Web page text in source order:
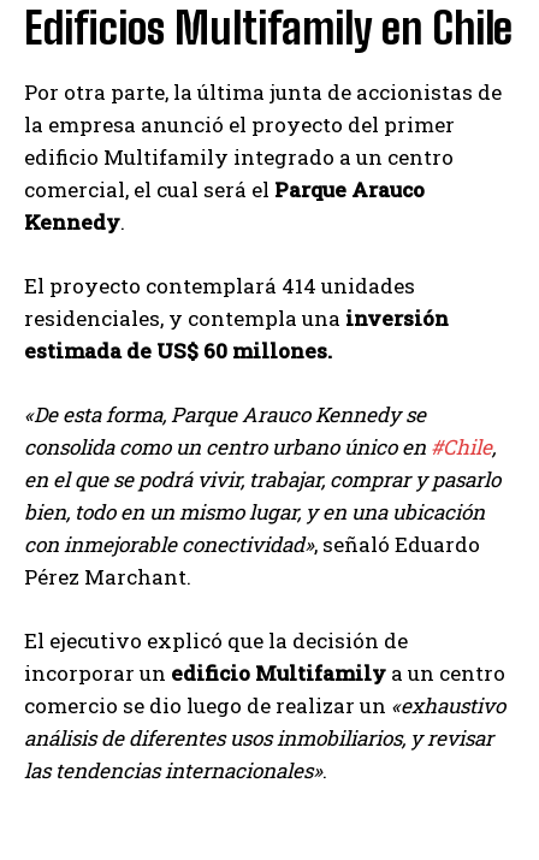
Edificios Multifamily en Chile
Por otra parte, la última junta de accionistas de
la empresa anunció el proyecto del primer
edificio Multifamily integrado a un centro
comercial, el cual será el Parque Arauco
Kennedy.
El proyecto contemplará 414 unidades
residenciales, y contempla una inversión
estimada de US$ 60 millones.
«De esta forma, Parque Arauco Kennedy se
consolida como un centro urbano único en #Chile,
en el que se podrá vivir, trabajar, comprar y pasarlo
bien, todo en un mismo lugar, y en una ubicación
con inmejorable conectividad», señaló Eduardo
Pérez Marchant.
El ejecutivo explicó que la decisión de
incorporar un edificio Multifamily a un centro
comercio se dio luego de realizar un «exhaustivo
análisis de diferentes usos inmobiliarios, y revisar
las tendencias internacionales».